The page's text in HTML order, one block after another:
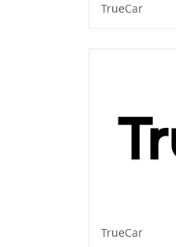
TrueCar
TrueCar